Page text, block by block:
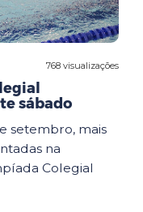
768 visualizações
sábado
setembro, mais
na
Colegial